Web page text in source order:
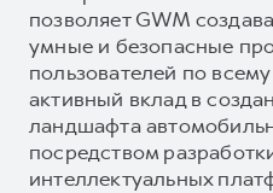
позволяет GWM
умные и безопасные
пользователей по
активный вклад в
ландшафта
посредством
интеллектуальных